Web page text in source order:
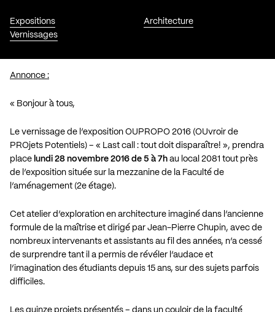
Expositions
Vernissages
Architecture
Annonce :
« Bonjour à tous,
Le vernissage de l’exposition OUPROPO 2016 (OUvroir de
PROjets Potentiels) – « Last call : tout doit disparaître! », prendra
place lundi 28 novembre 2016 de 5 à 7h au local 2081 tout près
de l’exposition située sur la mezzanine de la Faculté de
l’aménagement (2e étage).
Cet atelier d’exploration en architecture imaginé dans l’ancienne
formule de la maîtrise et dirigé par Jean-Pierre Chupin, avec de
nombreux intervenants et assistants au fil des années, n’a cessé
de surprendre tant il a permis de révéler l’audace et
l’imagination des étudiants depuis 15 ans, sur des sujets parfois
difficiles.
Les quinze projets présentés – dans un couloir de la faculté